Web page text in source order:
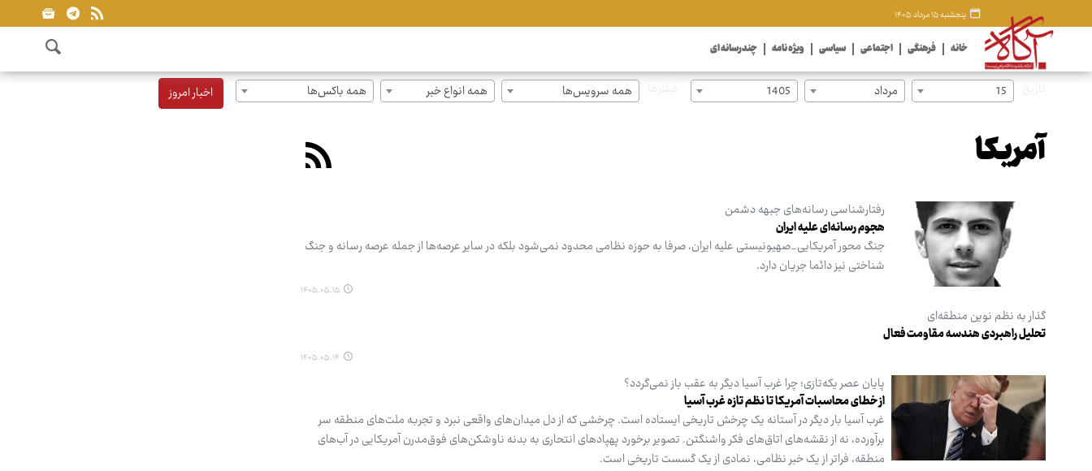
پنجشنبه ۱۵ مرداد ۱۴۰۵
خانه فرهنگی اجتماعی سیاسی ویژه نامه چندرسانه ای
15 مرداد 1405 همه سرویس‌ها همه انواع خبر همه باکس‌ها اخبار امروز
آمریکا
رفتارشناسی رسانه‌های جبهه دشمن
هجوم رسانه‌ای علیه ایران
جنگ محور آمریکایی_صهیونیستی علیه ایران، صرفا به حوزه نظامی محدود نمی‌شود بلکه در سایر عرصه‌ها از جمله عرصه رسانه و جنگ
شناختی نیز دائما جریان دارد.
۱۴۰۵.۰۵.۱۵
گذار به نظم نوین منطقه‌ای
تحلیل راهبردی هندسه مقاومت فعال
۱۴۰۵.۰۵.۱۴
پایان عصر یکه‌تازی؛ چرا غرب آسیا دیگر به عقب باز نمی‌گردد؟
از خطای محاسبات آمریکا تا نظم تازه غرب آسیا
غرب آسیا بار دیگر در آستانه یک چرخش تاریخی ایستاده است. چرخشی که از دل میدان‌های واقعی نبرد و تجربه ملت‌های منطقه سر
برآورده، نه از نقشه‌های اتاق‌های فکر واشنگتن. تصویر برخورد پهپادهای انتحاری به بدنه ناوشکن‌های فوق‌مدرن آمریکایی در آب‌های
منطقه، فراتر از یک خبر نظامی، نمادی از یک گسست تاریخی است.